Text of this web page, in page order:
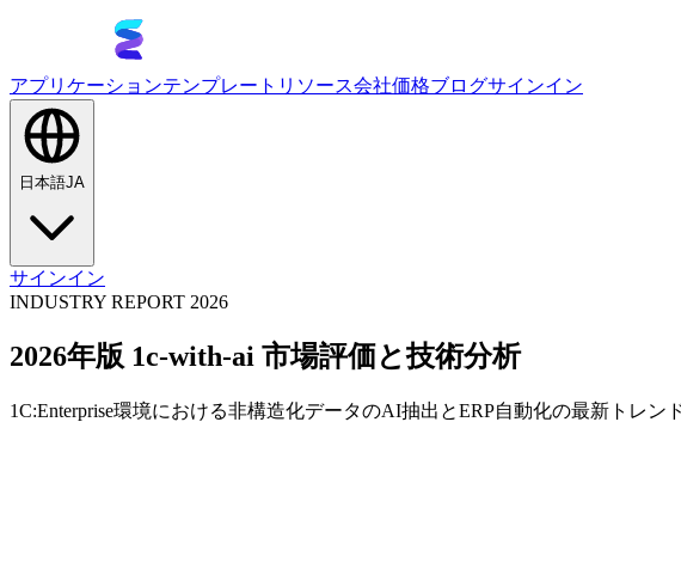
アプリケーションテンプレート リソース会社価格ブログサインイン
日本語JA
サインイン
INDUSTRY REPORT 2026
2026年版 1c-with-ai 市場評価と技術分析
1C:Enterprise環境における非構造化データのAI抽出とERP自動化の最新トレ